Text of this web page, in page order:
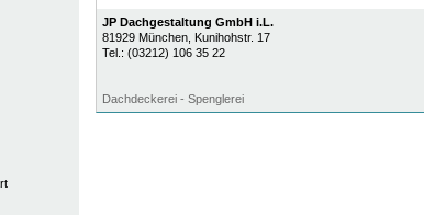
JP Dachgestaltung GmbH i.L.
81929 München, Kunihohstr. 17
Tel.: (03212) 106 35 22
Dachdeckerei - Spenglerei